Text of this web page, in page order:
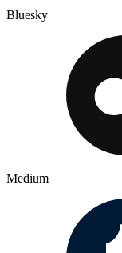
Bluesky
Medium